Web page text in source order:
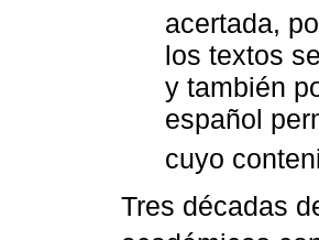
acertada,
los textos
y también
español
cuyo
Tres décadas